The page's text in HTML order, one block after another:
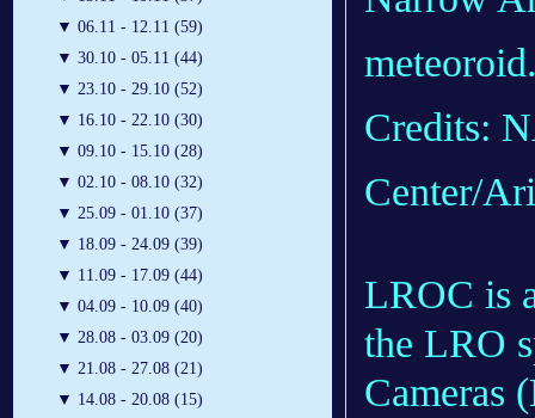
▼ 06.11 - 12.11 (59)
▼ 30.10 - 05.11 (44)
▼ 23.10 - 29.10 (52)
▼ 16.10 - 22.10 (30)
▼ 09.10 - 15.10 (28)
▼ 02.10 - 08.10 (32)
▼ 25.09 - 01.10 (37)
▼ 18.09 - 24.09 (39)
▼ 11.09 - 17.09 (44)
▼ 04.09 - 10.09 (40)
▼ 28.08 - 03.09 (20)
▼ 21.08 - 27.08 (21)
▼ 14.08 - 20.08 (15)
Credits:
Center/
LROC is
the LRO
Cameras